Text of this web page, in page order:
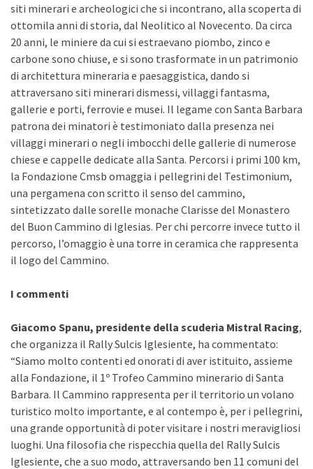
siti minerari e archeologici che si incontrano, alla scoperta di
ottomila anni di storia, dal Neolitico al Novecento. Da circa
20 anni, le miniere da cui si estraevano piombo, zinco e
carbone sono chiuse, e si sono trasformate in un patrimonio
di architettura mineraria e paesaggistica, dando si
attraversano siti minerari dismessi, villaggi fantasma,
gallerie e porti, ferrovie e musei. Il legame con Santa Barbara
patrona dei minatori è testimoniato dalla presenza nei
villaggi minerari o negli imbocchi delle gallerie di numerose
chiese e cappelle dedicate alla Santa. Percorsi i primi 100 km,
la Fondazione Cmsb omaggia i pellegrini del Testimonium,
una pergamena con scritto il senso del cammino,
sintetizzato dalle sorelle monache Clarisse del Monastero
del Buon Cammino di Iglesias. Per chi percorre invece tutto il
percorso, l’omaggio è una torre in ceramica che rappresenta
il logo del Cammino.
I commenti
Giacomo Spanu, presidente della scuderia Mistral Racing,
che organizza il Rally Sulcis Iglesiente, ha commentato:
“Siamo molto contenti ed onorati di aver istituito, assieme
alla Fondazione, il 1º Trofeo Cammino minerario di Santa
Barbara. Il Cammino rappresenta per il territorio un volano
turistico molto importante, e al contempo è, per i pellegrini,
una grande opportunità di poter visitare i nostri meravigliosi
luoghi. Una filosofia che rispecchia quella del Rally Sulcis
Iglesiente, che a suo modo, attraversando ben 11 comuni del